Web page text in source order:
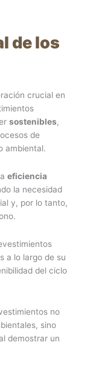
de los
crucial en
sostenibles,
de
ambiental.
eficiencia
la necesidad
y, por lo tanto,
a lo largo de su
del ciclo
no
sino
demostrar un